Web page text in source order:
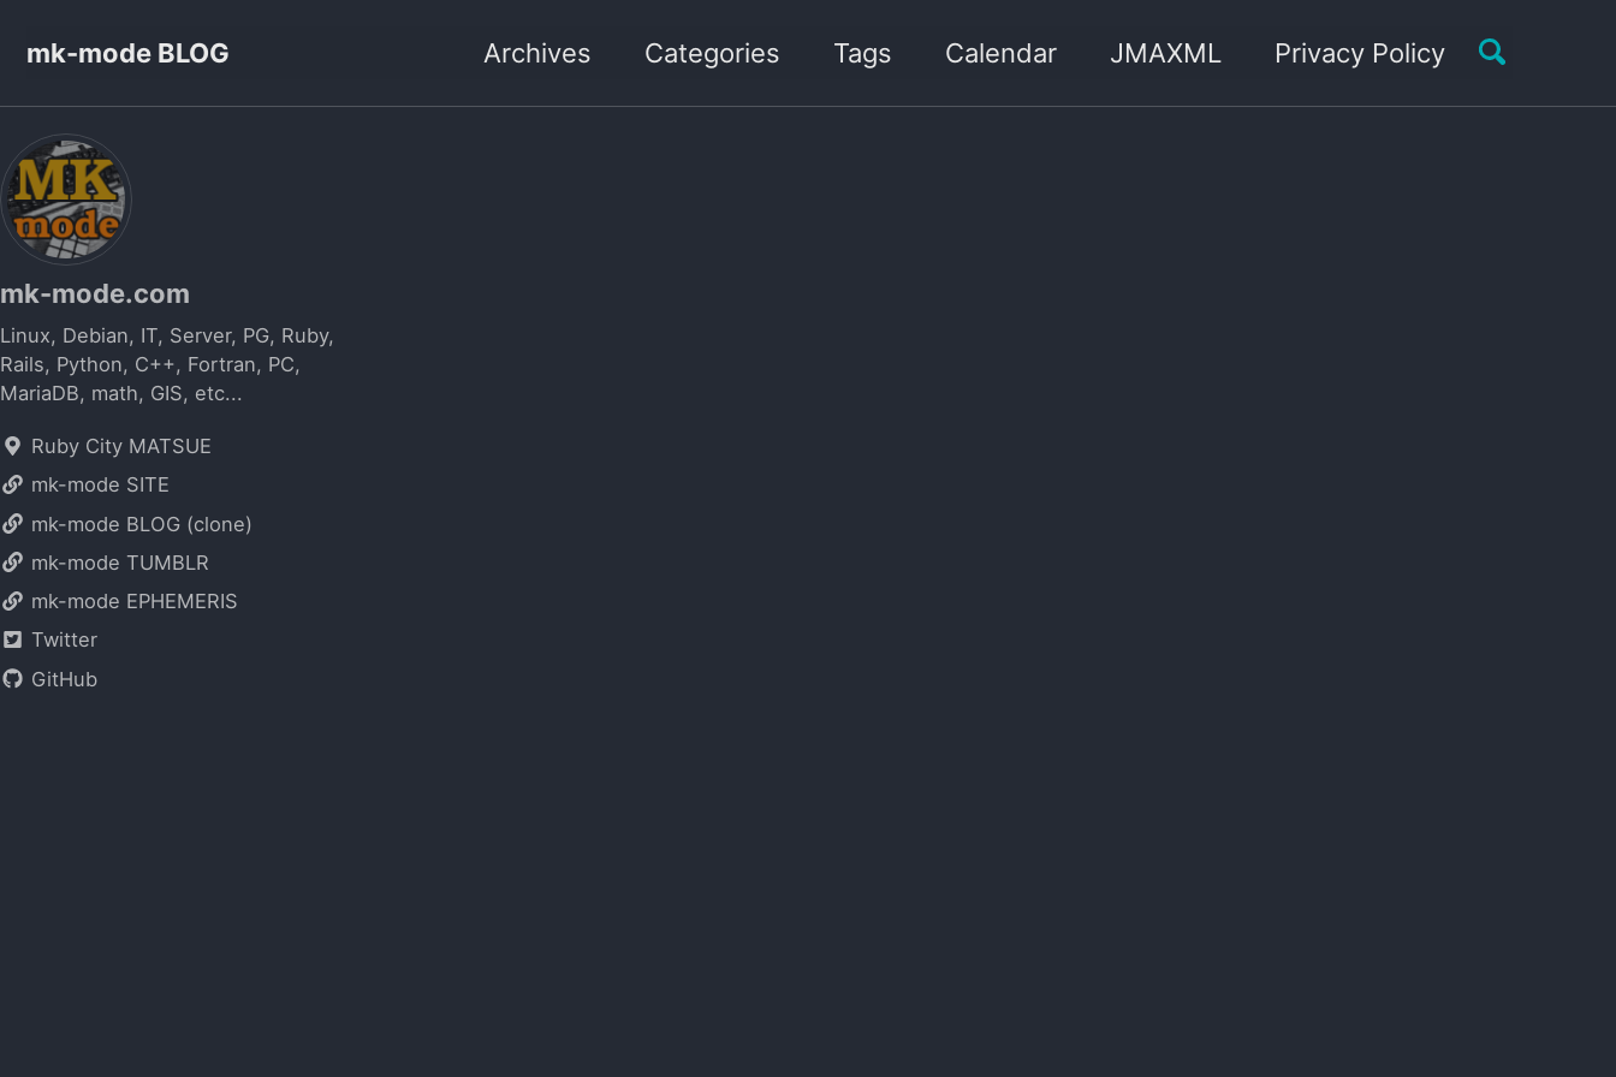
mk-mode BLOG Archives Categories Tags Calendar JMAXML Privacy Policy Toggle
mk-mode.com
Linux, Debian, IT, Server, PG, Ruby,
Rails, Python, C++, Fortran, PC,
MariaDB, math, GIS, etc...
Ruby City MATSUE
mk-mode SITE
mk-mode BLOG (clone)
mk-mode TUMBLR
mk-mode EPHEMERIS
Twitter
GitHub